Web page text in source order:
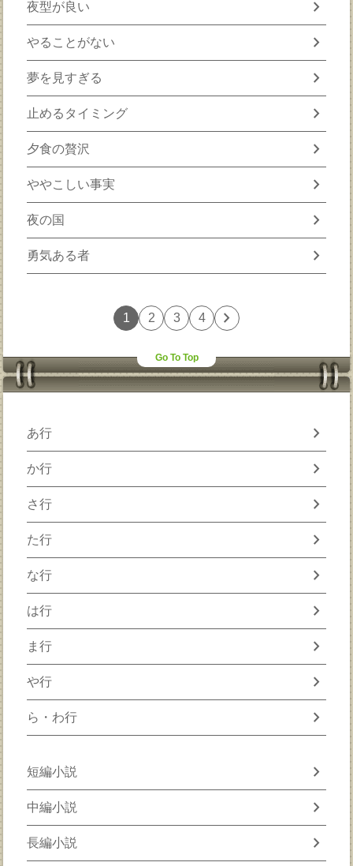
夜型が良い chevron_right
やることがない chevron_right
夢を見すぎる chevron_right
止めるタイミング chevron_right
夕食の贅沢 chevron_right
ややこしい事実 chevron_right
夜の国 chevron_right
勇気ある者 chevron_right
1 2 3 4 chevron_right
Go To Top
あ行 chevron_right
か行 chevron_right
さ行 chevron_right
た行 chevron_right
な行 chevron_right
は行 chevron_right
ま行 chevron_right
や行 chevron_right
ら・わ行 chevron_right
短編小説 chevron_right
中編小説 chevron_right
長編小説 chevron_right